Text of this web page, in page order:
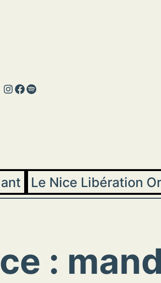
Instagram
Facebook
Spotify
Le Nice Libération
: